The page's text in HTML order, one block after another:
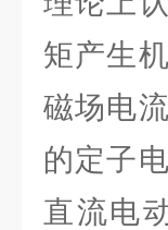
矩产生
磁场电
的定子
直流电